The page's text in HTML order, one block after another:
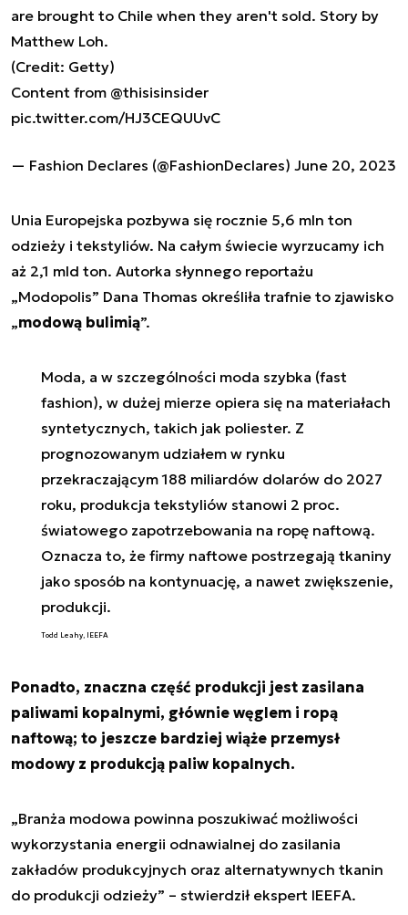
are brought to Chile when they aren't sold. Story by
Matthew Loh.
(Credit: Getty)
Content from @thisisinsider
pic.twitter.com/HJ3CEQUUvC
— Fashion Declares (@FashionDeclares) June 20, 2023
Unia Europejska pozbywa się rocznie 5,6 mln ton
odzieży i tekstyliów. Na całym świecie wyrzucamy ich
aż 2,1 mld ton. Autorka słynnego reportażu
„Modopolis” Dana Thomas określiła trafnie to zjawisko
„modową bulimią”.
Moda, a w szczególności moda szybka (fast
fashion), w dużej mierze opiera się na materiałach
syntetycznych, takich jak poliester. Z
prognozowanym udziałem w rynku
przekraczającym 188 miliardów dolarów do 2027
roku, produkcja tekstyliów stanowi 2 proc.
światowego zapotrzebowania na ropę naftową.
Oznacza to, że firmy naftowe postrzegają tkaniny
jako sposób na kontynuację, a nawet zwiększenie,
produkcji.
Todd Leahy, IEEFA
Ponadto, znaczna część produkcji jest zasilana
paliwami kopalnymi, głównie węglem i ropą
naftową; to jeszcze bardziej wiąże przemysł
modowy z produkcją paliw kopalnych.
„Branża modowa powinna poszukiwać możliwości
wykorzystania energii odnawialnej do zasilania
zakładów produkcyjnych oraz alternatywnych tkanin
do produkcji odzieży” – stwierdził ekspert IEEFA.